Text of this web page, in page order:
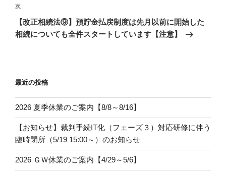
ド
ウ
開
ゲ
ー
シ
稿
次
の
投
次
【改正相続法⑨】預貯金払戻制度は先月以前に開始した
相続についても全件スタートしています【注意】
最近の投稿
2026 夏季休業のご案内【8/8～8/16】
【お知らせ】裁判手続IT化（フェーズ３）対応研修に伴う
臨時閉所（5/19 15:00～）のお知らせ
2026 ＧＷ休業のご案内【4/29～5/6】